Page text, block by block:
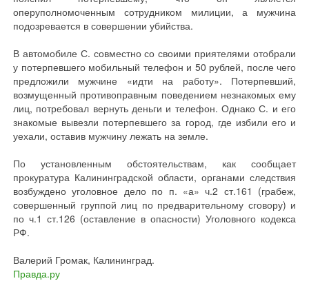
оперуполномоченным сотрудником милиции, а мужчина
подозревается в совершении убийства.
В автомобиле С. совместно со своими приятелями отобрали
у потерпевшего мобильный телефон и 50 рублей, после чего
предложили мужчине «идти на работу». Потерпевший,
возмущенный противоправным поведением незнакомых ему
лиц, потребовал вернуть деньги и телефон. Однако С. и его
знакомые вывезли потерпевшего за город, где избили его и
уехали, оставив мужчину лежать на земле.
По установленным обстоятельствам, как сообщает
прокуратура Калининградской области, органами следствия
возбуждено уголовное дело по п. «а» ч.2 ст.161 (грабеж,
совершенный группой лиц по предварительному сговору) и
по ч.1 ст.126 (оставление в опасности) Уголовного кодекса
РФ.
Валерий Громак, Калининград.
Правда.ру